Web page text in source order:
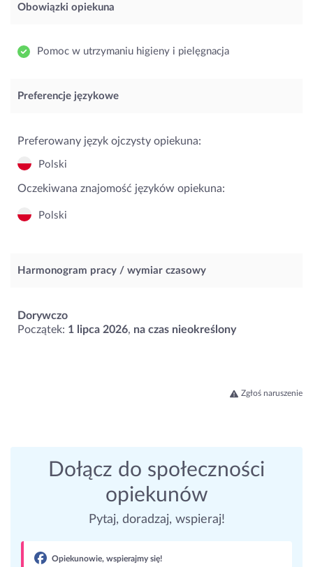
Obowiązki opiekuna
Pomoc w utrzymaniu higieny i pielęgnacja
Preferencje językowe
Preferowany język ojczysty opiekuna:
Polski
Oczekiwana znajomość języków opiekuna:
Polski
Harmonogram pracy / wymiar czasowy
Dorywczo
Początek: 1 lipca 2026, na czas nieokreślony
Zgłoś naruszenie
Dołącz do społeczności
opiekunów
Pytaj, doradzaj, wspieraj!
Opiekunowie, wspierajmy się!